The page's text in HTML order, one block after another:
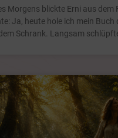
Morgens blickte Erni aus dem
Ja, heute hole ich mein Buch
Schrank. Langsam